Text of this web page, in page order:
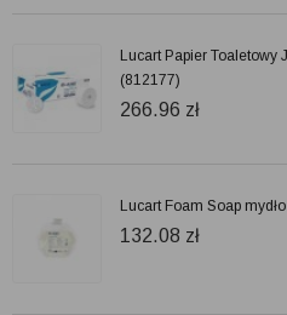
Lucart Papier Toaletowy
(812177)
266.96 zł
Lucart Foam Soap
132.08 zł